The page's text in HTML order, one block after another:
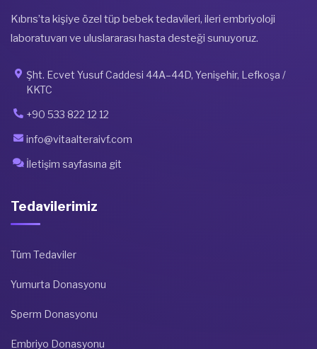
Kıbrıs’ta kişiye özel tüp bebek tedavileri, ileri embriyoloji
laboratuvarı ve uluslararası hasta desteği sunuyoruz.
Şht. Ecvet Yusuf Caddesi 44A–44D, Yenişehir, Lefkoşa /
KKTC
+90 533 822 12 12
info@vitaalteraivf.com
İletişim sayfasına git
Tedavilerimiz
Tüm Tedaviler
Yumurta Donasyonu
Sperm Donasyonu
Embriyo Donasyonu